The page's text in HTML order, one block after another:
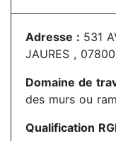
Adresse : 531
JAURES ,
Domaine de
des murs ou
Qualification